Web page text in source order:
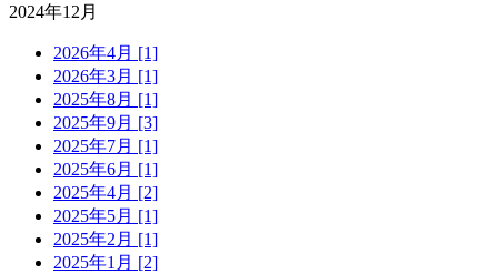
2024年12月
2026年4月 [1]
2026年3月 [1]
2025年8月 [1]
2025年9月 [3]
2025年7月 [1]
2025年6月 [1]
2025年4月 [2]
2025年5月 [1]
2025年2月 [1]
2025年1月 [2]